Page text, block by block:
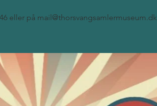
eller på mail@thorsvangsamlermuseum.dk